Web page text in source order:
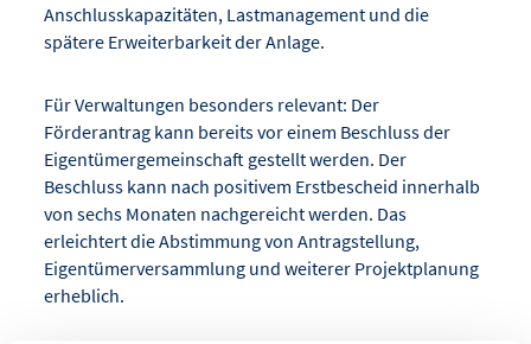
Anschlusskapazitäten, Lastmanagement und die
spätere Erweiterbarkeit der Anlage.
Für Verwaltungen besonders relevant: Der
Förderantrag kann bereits vor einem Beschluss der
Eigentümergemeinschaft gestellt werden. Der
Beschluss kann nach positivem Erstbescheid innerhalb
von sechs Monaten nachgereicht werden. Das
erleichtert die Abstimmung von Antragstellung,
Eigentümerversammlung und weiterer Projektplanung
erheblich.